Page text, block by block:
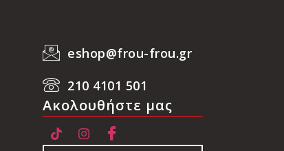
eshop@frou-frou.gr
210 4101 501
Ακολουθήστε μας